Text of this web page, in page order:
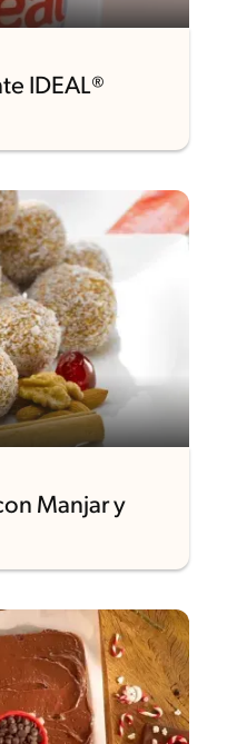
IDEAL®
Manjar y